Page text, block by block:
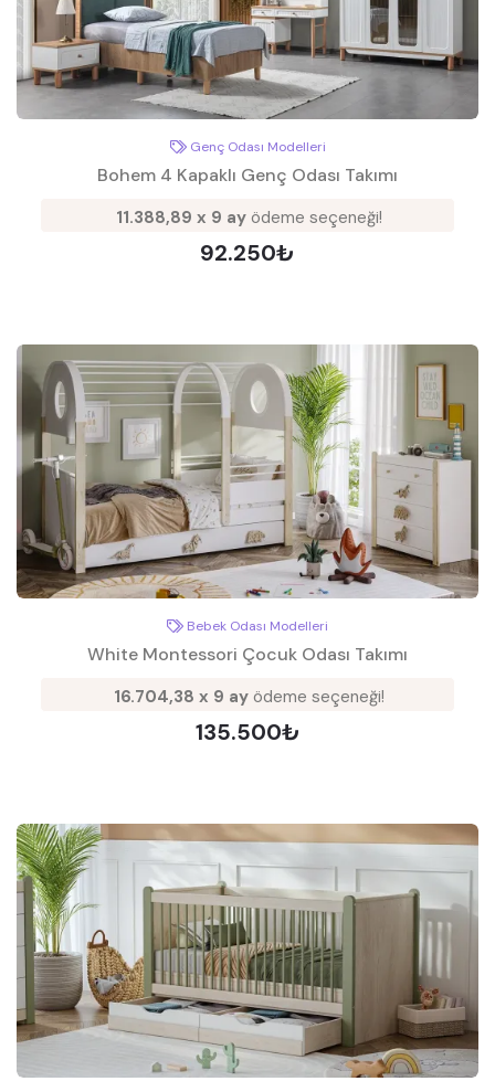
Genç Odası Modelleri
Bohem 4 Kapaklı Genç Odası Takımı
11.388,89 x 9 ay ödeme seçeneği!
92.250₺
Bebek Odası Modelleri
White Montessori Çocuk Odası Takımı
16.704,38 x 9 ay ödeme seçeneği!
135.500₺